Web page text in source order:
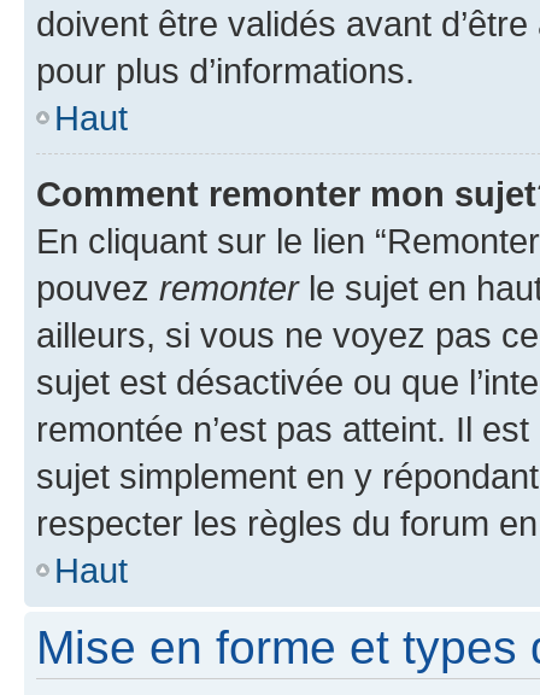
doivent être validés avant
pour plus d’informations.
Haut
Comment remonter mon
En cliquant sur le lien
pouvez remonterle sujet en
ailleurs, si vous ne voyez pas
sujet est désactivée ou que
remontée n’est pas atteint. Il
sujet simplement en y
respecter les règles du forum
Haut
Mise en forme et types